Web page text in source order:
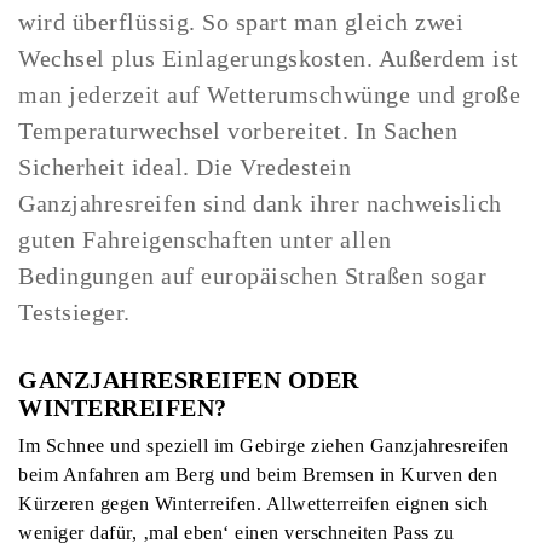
wird überflüssig. So spart man gleich zwei
Wechsel plus Einlagerungskosten. Außerdem ist
man jederzeit auf Wetterumschwünge und große
Temperaturwechsel vorbereitet. In Sachen
Sicherheit ideal. Die Vredestein
Ganzjahresreifen sind dank ihrer nachweislich
guten Fahreigenschaften unter allen
Bedingungen auf europäischen Straßen sogar
Testsieger.
GANZJAHRESREIFEN ODER
WINTERREIFEN?
Im Schnee und speziell im Gebirge ziehen Ganzjahresreifen
beim Anfahren am Berg und beim Bremsen in Kurven den
Kürzeren gegen Winterreifen. Allwetterreifen eignen sich
weniger dafür, ‚mal eben‘ einen verschneiten Pass zu